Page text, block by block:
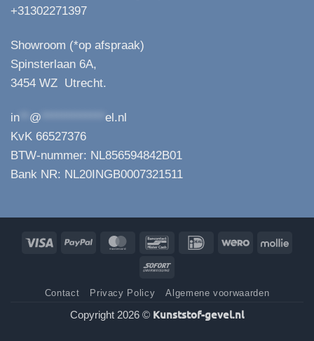
+31302271397
Showroom (*op afspraak)
Spinsterlaan 6A,
3454 WZ Utrecht.
in @
el.nl
KvK 66527376
BTW-nummer: NL856594842B01
Bank NR: NL20INGB0007321511
Visa PayPal MasterCardBancontactIDeal Wero Mollie
Sofort
Contact Privacy Policy Algemene voorwaarden
Copyright 2026 © Kunststof-gevel.nl